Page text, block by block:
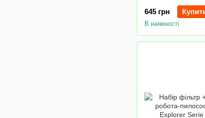
645 грн
В наявності